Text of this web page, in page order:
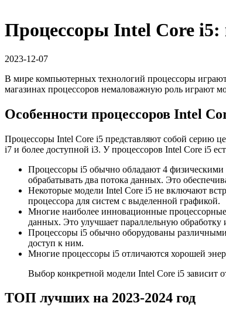
Процессоры Intel Core i5:
2023-12-07
В мире компьютерных технологий процессоры
магазинах процессоров немаловажную роль играют
Особенности процессоров Intel
Процессоры Intel Core i5 представляют собой серию
i7 и более доступной i3. У процессоров Intel Core i5
Процессоры i5 обычно обладают 4 физическими
обрабатывать два потока данных. Это
Некоторые модели Intel Core i5 не включают
процессора для систем с выделенной графикой.
Многие наиболее инновационные
данных. Это улучшает параллельную
Процессоры i5 обычно оборудованы
доступ к ним.
Многие процессоры i5 отличаются хорошей
Выбор конкретной модели Intel Core i5 зависит
ТОП лучших на 2023-2024 год